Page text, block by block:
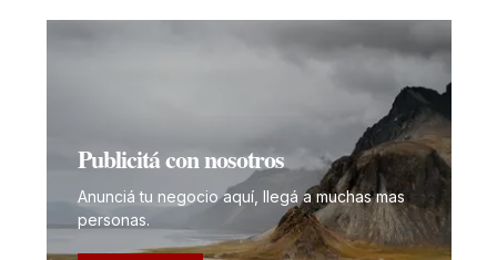
Publicitá con nosotros
Anunciá tu negocio aquí, llegá a muchas mas
personas.